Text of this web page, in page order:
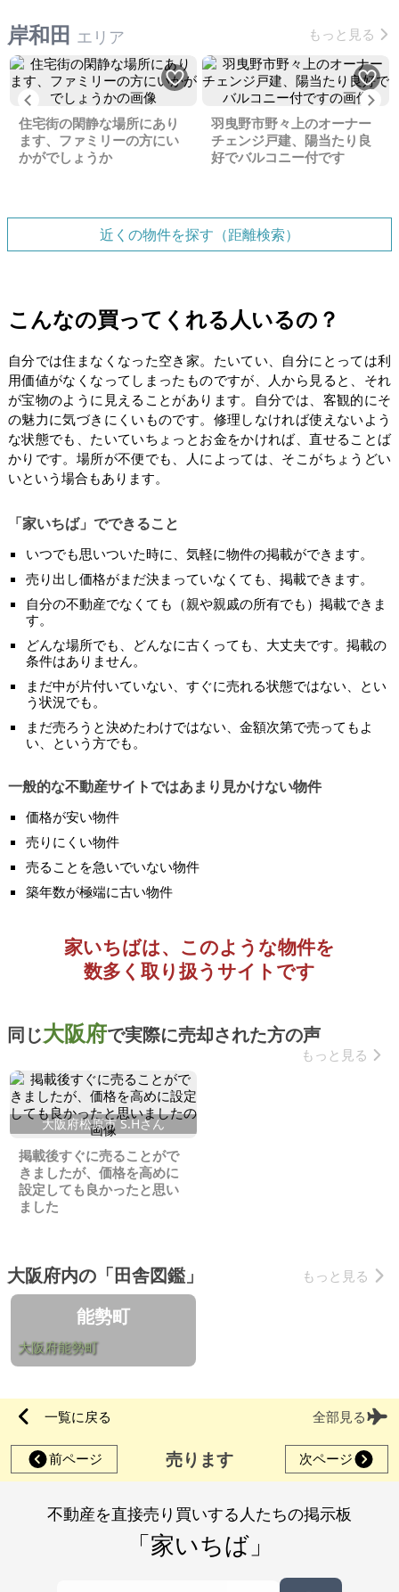
岸和田 エリア もっと見る
Previous
住宅街の閑静な場所にあり
ます、ファミリーの方にい
かがでしょうか
羽曳野市野々上のオーナー
チェンジ戸建、陽当たり良
好でバルコニー付です
近くの物件を探す（距離検索）
こんなの買ってくれる人いるの？
自分では住まなくなった空き家。たいてい、自分にとっては利
用価値がなくなってしまったものですが、人から見ると、それ
が宝物のように見えることがあります。自分では、客観的にそ
の魅力に気づきにくいものです。修理しなければ使えないよう
な状態でも、たいていちょっとお金をかければ、直せることば
かりです。場所が不便でも、人によっては、そこがちょうどい
いという場合もあります。
「家いちば」でできること
いつでも思いついた時に、気軽に物件の掲載ができます。
売り出し価格がまだ決まっていなくても、掲載できます。
自分の不動産でなくても（親や親戚の所有でも）掲載できま
す。
どんな場所でも、どんなに古くっても、大丈夫です。掲載の
条件はありません。
まだ中が片付いていない、すぐに売れる状態ではない、とい
う状況でも。
まだ売ろうと決めたわけではない、金額次第で売ってもよ
い、という方でも。
一般的な不動産サイトではあまり見かけない物件
価格が安い物件
売りにくい物件
売ることを急いでいない物件
築年数が極端に古い物件
家いちばは、このような物件を
数多く取り扱うサイトです
同じ大阪府で実際に売却された方の声
もっと見る
大阪府松原市 S.Hさん
掲載後すぐに売ることがで
きましたが、価格を高めに
設定しても良かったと思い
ました
大阪府内の「田舎図鑑」 もっと見る
能勢町
大阪府能勢町
一覧に戻る 全部見る
前ページ 売ります 次ページ
不動産を直接売り買いする人たちの掲示板
「家いちば」